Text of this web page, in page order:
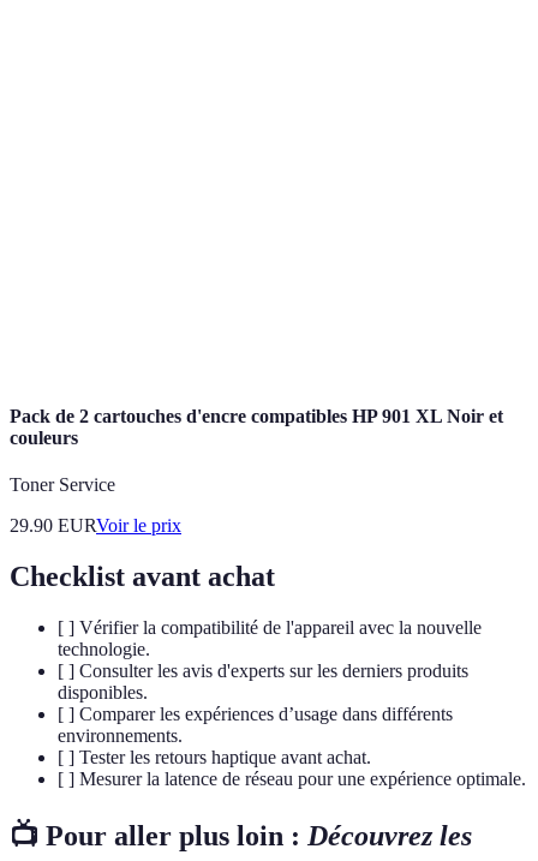
Pack de 2 cartouches d'encre compatibles HP 901 XL Noir et
couleurs
Toner Service
29.90 EURVoir le prix
Checklist avant achat
[ ] Vérifier la compatibilité de l'appareil avec la nouvelle
technologie.
[ ] Consulter les avis d'experts sur les derniers produits
disponibles.
[ ] Comparer les expériences d’usage dans différents
environnements.
[ ] Tester les retours haptique avant achat.
[ ] Mesurer la latence de réseau pour une expérience optimale.
📺 Pour aller plus loin : Découvrez les